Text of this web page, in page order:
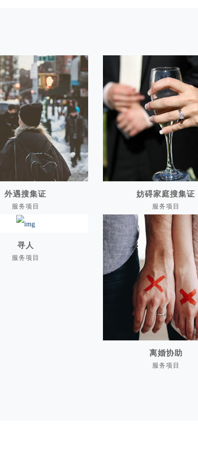
外遇搜集证
外遇搜集证
服务项目
妨碍家庭搜集
妨碍家庭搜集证
服务项目
寻人
寻人
服务项目
离婚协助
离婚协助
服务项目